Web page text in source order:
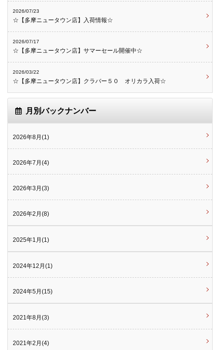
2026/07/23
☆【多摩ニュータウン店】入荷情報☆
2026/07/17
☆【多摩ニュータウン店】サマーセール開催中☆
2026/03/22
☆【多摩ニュータウン店】クラバー５０ オリカラ入荷☆
月別バックナンバー
2026年8月(1)
2026年7月(4)
2026年3月(3)
2026年2月(8)
2025年1月(1)
2024年12月(1)
2024年5月(15)
2021年8月(3)
2021年2月(4)